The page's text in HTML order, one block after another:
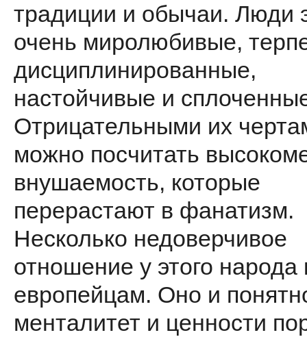
традиции и обычаи. Люди
очень миролюбивые,
дисциплинированные,
настойчивые и
Отрицательными их
можно посчитать
внушаемость, которые
перерастают в фанатизм.
Несколько недоверчивое
отношение у этого народа
европейцам. Оно и
менталитет и ценности